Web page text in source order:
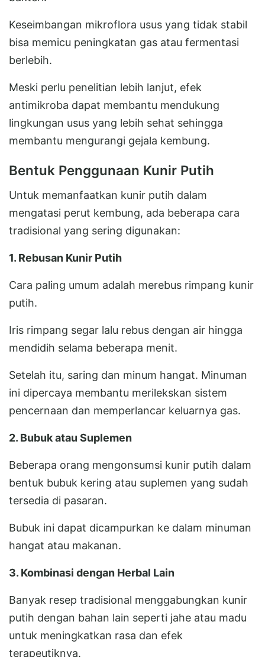
Keseimbangan mikroflora usus yang tidak stabil
bisa memicu peningkatan gas atau fermentasi
berlebih.
Meski perlu penelitian lebih lanjut, efek
antimikroba dapat membantu mendukung
lingkungan usus yang lebih sehat sehingga
membantu mengurangi gejala kembung.
Bentuk Penggunaan Kunir Putih
Untuk memanfaatkan kunir putih dalam
mengatasi perut kembung, ada beberapa cara
tradisional yang sering digunakan:
1. Rebusan Kunir Putih
Cara paling umum adalah merebus rimpang kunir
putih.
Iris rimpang segar lalu rebus dengan air hingga
mendidih selama beberapa menit.
Setelah itu, saring dan minum hangat. Minuman
ini dipercaya membantu merilekskan sistem
pencernaan dan memperlancar keluarnya gas.
2. Bubuk atau Suplemen
Beberapa orang mengonsumsi kunir putih dalam
bentuk bubuk kering atau suplemen yang sudah
tersedia di pasaran.
Bubuk ini dapat dicampurkan ke dalam minuman
hangat atau makanan.
3. Kombinasi dengan Herbal Lain
Banyak resep tradisional menggabungkan kunir
putih dengan bahan lain seperti jahe atau madu
untuk meningkatkan rasa dan efek
terapeutiknya.